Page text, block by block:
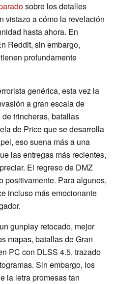
sobre los detalles
vistazo a cómo la revelación
hasta ahora. En
Reddit, sin embargo,
profundamente
genérica, esta vez la
a gran escala de
trincheras, batallas
de Price que se desarrolla
eso suena más a una
las entregas más recientes,
El regreso de DMZ
positivamente. Para algunos,
incluso más emocionante
gunplay retocado, mejor
mapas, batallas de Gran
PC con DLSS 4.5, trazado
Sin embargo, los
la letra promesas tan